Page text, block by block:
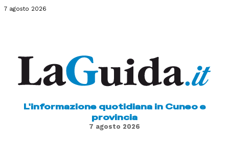
7 agosto 2026
L'informazione quotidiana in Cuneo e
provincia
7 agosto 2026